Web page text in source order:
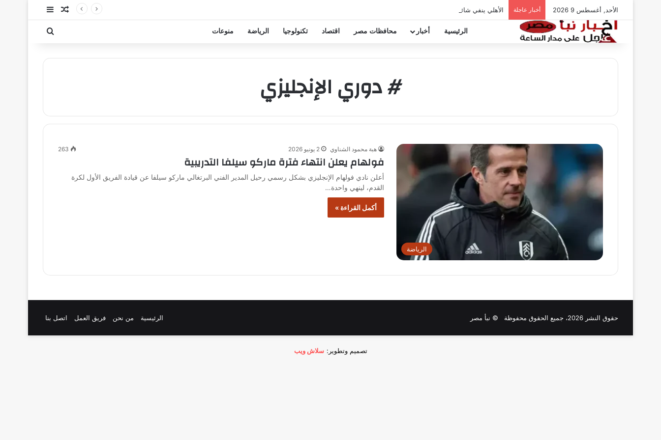
الأحد, أغسطس 9 2026 أخبار عاجلة الأهلي ينفي شائعات تخفيض عقود زيزو والشناوي مقال عشوائي
إضافة عمود
الرئيسية أخبار محافظات مصر اقتصاد تكنولوجيا الرياضة منوعات بحث عن
# دوري الإنجليزي
الرياضة
هبة محمود الشناوي 2 يونيو 2026 263
فولهام يعلن انتهاء فترة ماركو سيلفا التدريبية
أعلن نادي فولهام الإنجليزي بشكل رسمي رحيل المدير الفني البرتغالي ماركو سيلفا عن قيادة الفريق الأول لكرة
القدم، لينهي واحدة…
أكمل القراءة »
حقوق النشر 2026، جميع الحقوق محفوظة © نبأ مصر الرئيسية من نحن فريق العمل اتصل بنا
تصميم وتطوير: سلاش ويب